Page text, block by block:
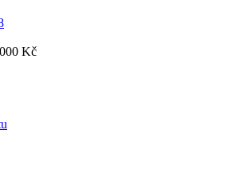
Kč